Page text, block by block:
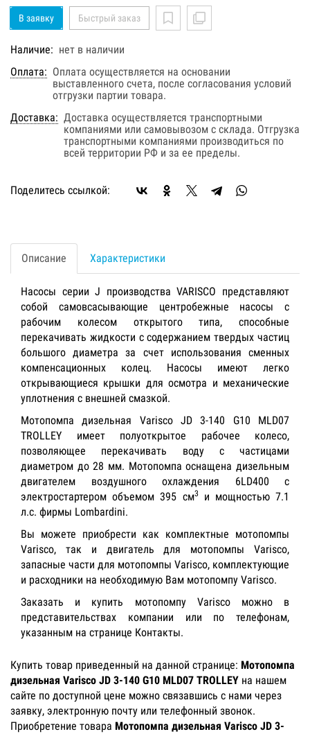
В заявку Быстрый заказ
Наличие: нет в наличии
Оплата: Оплата осуществляется на основании
выставленного счета, после согласования условий
отгрузки партии товара.
Доставка: Доставка осуществляется транспортными
компаниями или самовывозом с склада. Отгрузка
транспортными компаниями производиться по
всей территории РФ и за ее пределы.
Поделитесь ссылкой:
Описание Характеристики
Насосы серии J производства VARISCO представляют
собой самовсасывающие центробежные насосы с
рабочим колесом открытого типа, способные
перекачивать жидкости с содержанием твердых частиц
большого диаметра за счет использования сменных
компенсационных колец. Насосы имеют легко
открывающиеся крышки для осмотра и механические
уплотнения с внешней смазкой.
Мотопомпа дизельная Varisco JD 3-140 G10 MLD07
TROLLEY имеет полуоткрытое рабочее колесо,
позволяющее перекачивать воду с частицами
диаметром до 28 мм. Мотопомпа оснащена дизельным
двигателем воздушного охлаждения 6LD400 с
электростартером объемом 395 см3и мощностью 7.1
л.с. фирмы Lombardini.
Вы можете приобрести как комплектные мотопомпы
Varisco, так и двигатель для мотопомпы Varisco,
запасные части для мотопомпы Varisco, комплектующие
и расходники на необходимую Вам мотопомпу Varisco.
Заказать и купить мотопомпу Varisco можно в
представительствах компании или по телефонам,
указанным на странице Контакты.
Купить товар приведенный на данной странице: Мотопомпа
дизельная Varisco JD 3-140 G10 MLD07 TROLLEY на нашем
сайте по доступной цене можно связавшись с нами через
заявку, электронную почту или телефонный звонок.
Приобретение товара Мотопомпа дизельная Varisco JD 3-